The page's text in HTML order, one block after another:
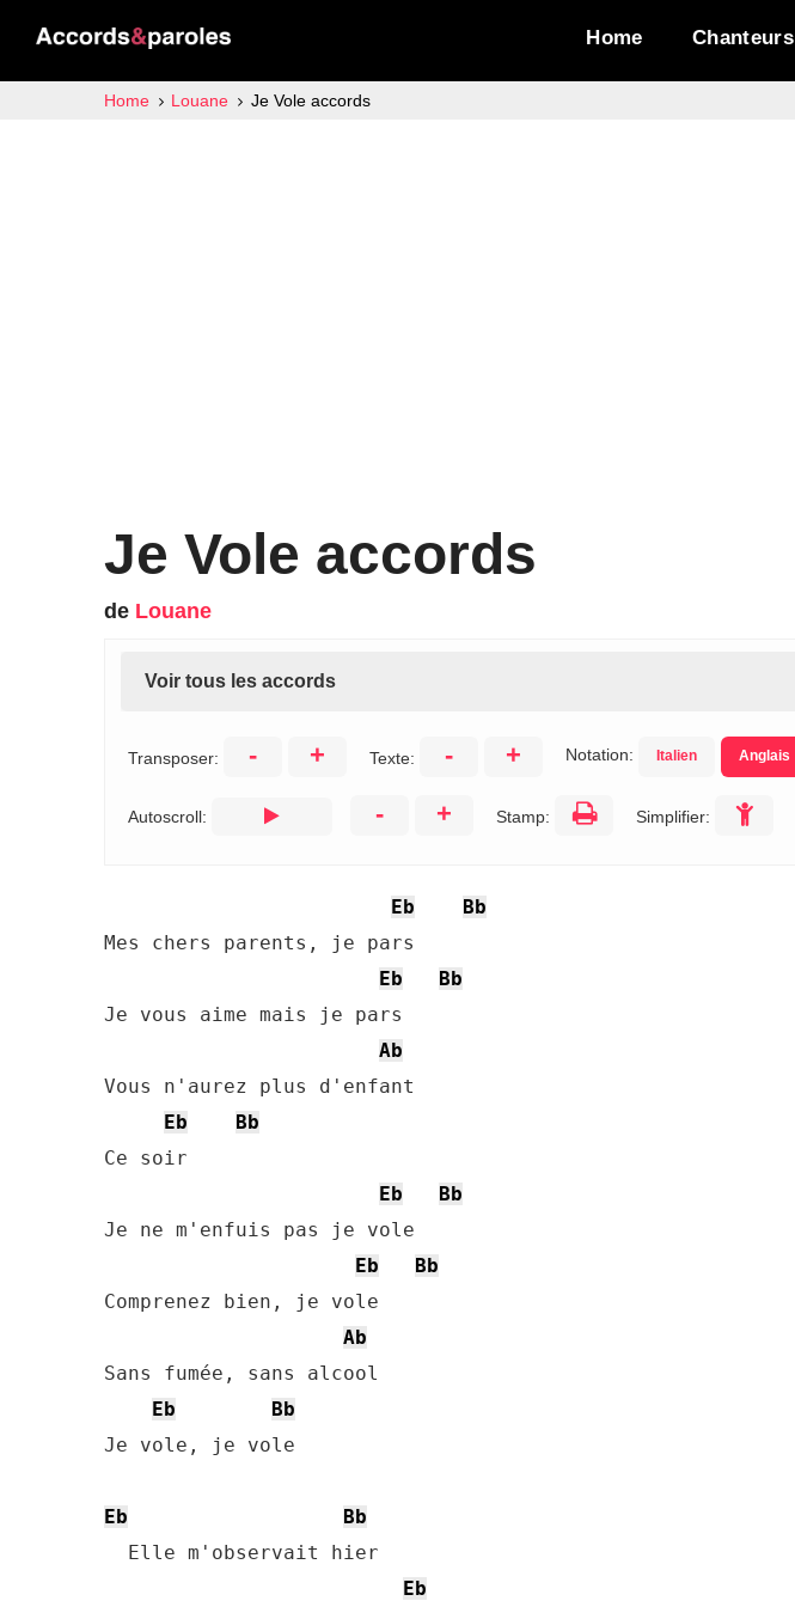
Home Chanteurs
Home Louane Je Vole accords
Je Vole accords
de Louane
Voir tous les accords
Transposer: - + Texte: - + Notation: Italien Anglais
Autoscroll: - + Stamp: Simplifier:
Eb
Bb
Mes chers parents, je pars
Eb
Bb
Je vous aime mais je pars
Ab
Vous n'aurez plus d'enfant
Eb
Bb
Ce soir
Eb
Bb
Je ne m'enfuis pas je vole
Eb
Bb
Comprenez bien, je vole
Ab
Sans fumée, sans alcool
Eb
Bb
Je vole, je vole
Eb
Bb
  Elle m'observait hier
Eb